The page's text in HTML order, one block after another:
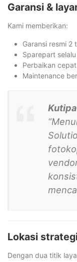
Garansi &
Kami memberikan:
Garansi resmi 2
Sparepart
Perbaikan
Maintenance
Lokasi
Dengan dua titik